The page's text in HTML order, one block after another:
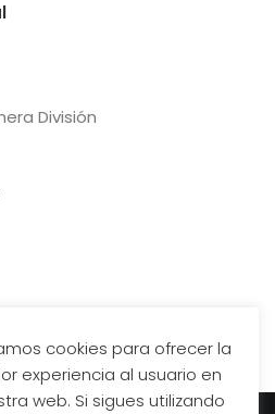
División
cookies para ofrecer la
experiencia al usuario en
web. Si sigues utilizando